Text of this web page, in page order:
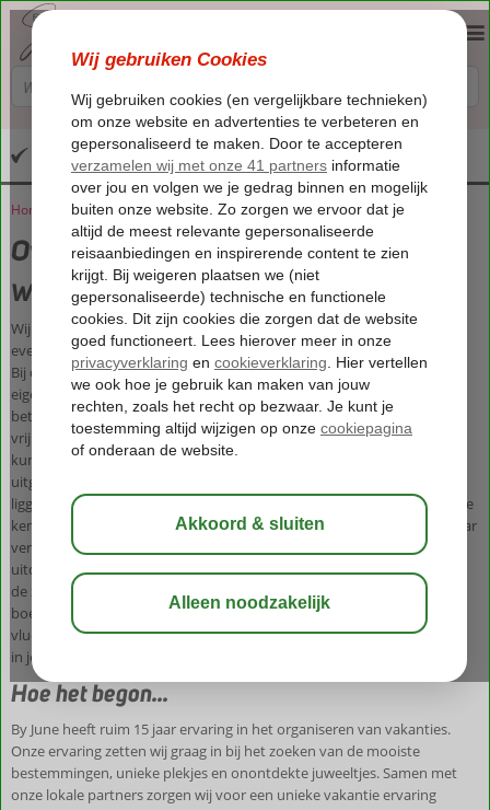
Altijd inclusief huurauto
Home Over By June
Over By June
Wie is By June?
Wij zijn specialisten in vakanties. Volledig verzorgde vakanties die net
even anders zijn. Bijzonderder. Rustiger. Weg van de gebaande paden.
Bij ons betekent vakantie: onthaasten. De drukte ontvluchten en in je
eigen ritme de omgeving ontdekken. Of juist niet. Want vakantie
betekent vooral even niets hoeven. Nergens aan denken. Je eigen
vrijheid. Daarom krijg je bij ons altijd een auto bij je boeking, zodat je
kunt gaan en zwemmen waar je wilt. De plekjes die we voor jou
uitgezocht hebben, kennen we goed. We hebben ze zelf bezocht, de
ligging persoonlijk bekeken, de sfeer gevoeld, de omgeving ontdekt. We
kennen de eigenaren, zodat jij geen verrassingen kent. Daarbij ga je naar
vertrouwde vakantielanden. We bieden geen exotische rondreizen of
uitdagende safari’s, maar gewoon ontspannen, zorgeloze vakanties in
de zon. Wij maken een unieke voorselectie, zodat ook het zoeken en
boeken ontspannen is. Je boekt bij ons een volledige vakantie inclusief
vlucht, verblijf en je eigen huurauto. Met zorg geselecteerde vakanties,
in je eigen ritme.
Hoe het begon...
By June heeft ruim 15 jaar ervaring in het organiseren van vakanties.
Onze ervaring zetten wij graag in bij het zoeken van de mooiste
bestemmingen, unieke plekjes en onontdekte juweeltjes. Samen met
onze lokale partners zorgen wij voor een unieke vakantie ervaring